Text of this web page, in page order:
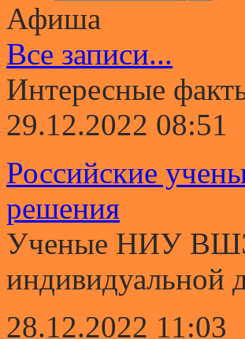
Афиша
Все записи...
Интересные
29.12.2022 08:51
Российские
решения
Ученые НИУ ВШЭ
индивидуальной
28.12.2022 11:03